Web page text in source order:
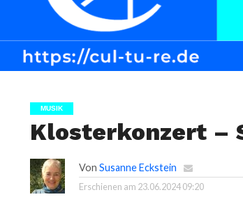
MUSIK
Klosterkonzert –
Von Susanne Eckstein
Erschienen am 23.06.2024 09:20